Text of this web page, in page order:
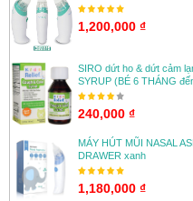
1,200,000 ₫
SIRO dứt ho & dứt cảm
SYRUP (BÉ 6 THÁNG
240,000 ₫
MÁY HÚT MŨI NASAL
DRAWER xanh
1,180,000 ₫